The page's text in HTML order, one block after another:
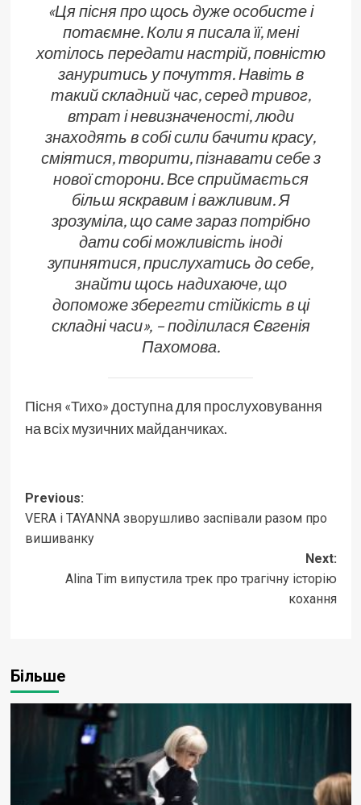
«Ця пісня про щось дуже особисте і
потаємне. Коли я писала її, мені
хотілось передати настрій, повністю
зануритись у почуття. Навіть в
такий складний час, серед тривог,
втрат і невизначеності, люди
знаходять в собі сили бачити красу,
сміятися, творити, пізнавати себе з
нової сторони. Все сприймається
більш яскравим і важливим. Я
зрозуміла, що саме зараз потрібно
дати собі можливість іноді
зупинятися, прислухатись до себе,
знайти щось надихаюче, що
допоможе зберегти стійкість в ці
складні часи», – поділилася Євгенія
Пахомова.
Пісня «Тихо»доступна для прослуховування
на всіх музичнихмайданчиках.
Post
navigation
Previous:
VERA і TAYANNA зворушливо заспівали разом про
вишиванку
Next:
Alina Tim випустила трек про трагічну історію
кохання
Більше